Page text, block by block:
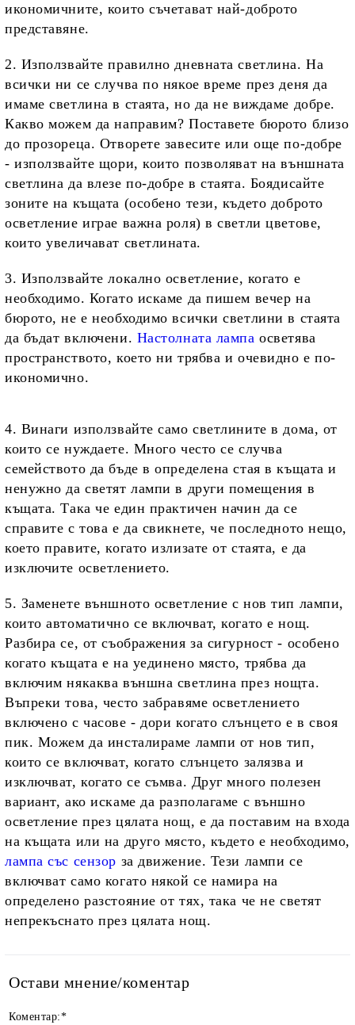
икономичните, които съчетават най-доброто
представяне.
2. Използвайте правилно дневната светлина. На
всички ни се случва по някое време през деня да
имамесветлина в стаята, но да не виждаме добре.
Какво можем да направим? Поставете бюрото близо
до прозореца. Отворете завесите или още по-добре
- използвайте щори, които позволяват на външната
светлина да влезе по-добре в стаята. Боядисайте
зоните на къщата (особено тези, където доброто
осветление играе важна роля) в светли цветове,
които увеличават светлината.
3. Използвайтелокално осветление, когато е
необходимо. Когато искаме да пишем вечер на
бюрото, не е необходимо всички светлини в стаята
да бъдат включени. Настолната лампа осветява
пространството, което ни трябва и очевидно е по-
икономично.
4. Винаги използвайте само светлините в дома, от
които се нуждаете. Много често се случва
семейството да бъде в определена стая в къщата и
ненужно да светят лампи в други помещения в
къщата. Така че един практичен начин да се
справите с това е да свикнете, че последното нещо,
което правите, когато излизате от стаята, е да
изключите осветлението.
5. Заменете външното осветление с нов тип лампи,
които автоматично се включват, когато е нощ.
Разбира се, от съображения за сигурност - особено
когато къщата е на уединено място, трябва да
включим някаква външна светлина през нощта.
Въпреки това, често забравяме осветлението
включено с часове - дори когато слънцето е в своя
пик. Можем да инсталираме лампи от нов тип,
които се включват, когато слънцето залязва и
изключват, когато се съмва. Друг много полезен
вариант, ако искаме да разполагаме с външно
осветление през цялата нощ, е да поставим на входа
на къщата или на друго място, където е необходимо,
лампа със сензор за движение. Тези лампи се
включват само когато някой се намира на
определено разстояние от тях, така че не светят
непрекъснато през цялата нощ.
Остави мнение/коментар
Коментар:*